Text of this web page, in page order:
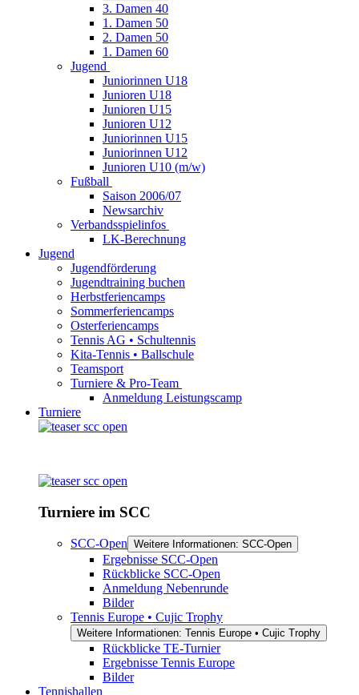
3. Damen 40
1. Damen 50
2. Damen 50
1. Damen 60
Jugend
Juniorinnen U18
Junioren U18
Junioren U15
Junioren U12
Juniorinnen U15
Juniorinnen U12
Junioren U10 (m/w)
Fußball
Saison 2006/07
Newsarchiv
Verbandsspielinfos
LK-Berechnung
Jugend
Jugendförderung
Jugendtraining buchen
Herbstferiencamps
Sommerferiencamps
Osterferiencamps
Tennis AG • Schultennis
Kita-Tennis • Ballschule
Teamsport
Turniere & Pro-Team
Anmeldung Leistungscamp
Turniere
Turniere im SCC
SCC-Open Weitere Informationen: SCC-Open
Ergebnisse SCC-Open
Rückblicke SCC-Open
Anmeldung Nebenrunde
Bilder
Tennis Europe • Cujic Trophy
Weitere Informationen: Tennis Europe • Cujic Trophy
Rückblicke TE-Turnier
Ergebnisse Tennis Europe
Bilder
Tennishallen